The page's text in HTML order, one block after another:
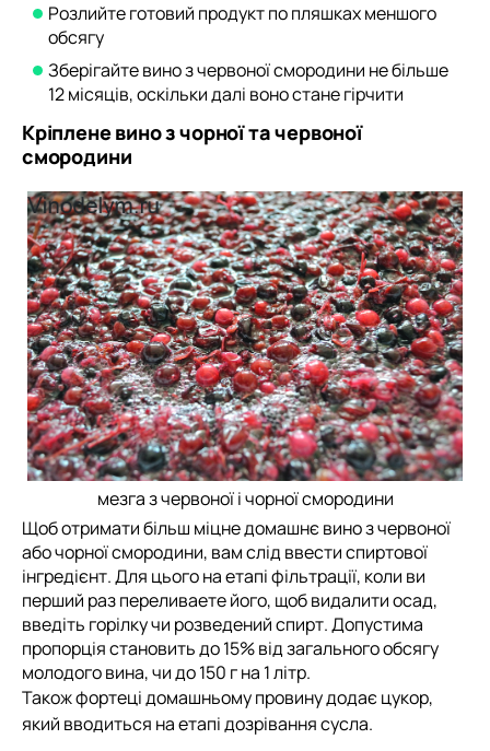
Розлийте готовий продукт по пляшках меншого
обсягу
Зберігайте вино з червоної смородини не більше
12 місяців, оскільки далі воно стане гірчити
Кріплене вино з чорної та червоної
смородини
мезга з червоної і чорної смородини
Щоб отримати більш міцне домашнє вино з червоної
або чорної смородини, вам слід ввести спиртової
інгредієнт. Для цього на етапі фільтрації, коли ви
перший раз переливаете його, щоб видалити осад,
введіть горілку чи розведений спирт. Допустима
пропорція становить до 15% від загального обсягу
молодого вина, чи до 150 г на 1 літр.
Також фортеці домашньому провину додає цукор,
який вводиться на етапі дозрівання сусла.